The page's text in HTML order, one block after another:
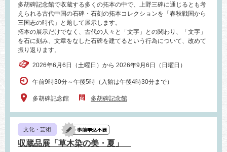
多胡碑記念館で収蔵する多くの拓本の中で、上野三碑に通じるとも考
えられる古代中国の石碑・石刻の拓本コレクションを「春秋戦国から
三国志の時代」と題して展示します。
拓本の展示だけでなく、古代の人々と「文字」との関わり、「文字」
を石に刻み、文章をなした石碑を建てるという行為について、改めて
振り返ります。
2026年6月6日（土曜日）から 2026年9月6日（日曜日）
午前9時30分～午後5時（入館は午後4時30分まで）
多胡碑記念館 多胡碑記念館
文化・芸術
収蔵品展「草木染の美・夏」